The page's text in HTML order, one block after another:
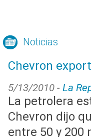
Noticias
Chevron
5/13/2010 - La
La petrolera
Chevron dijo
entre 50 y 200